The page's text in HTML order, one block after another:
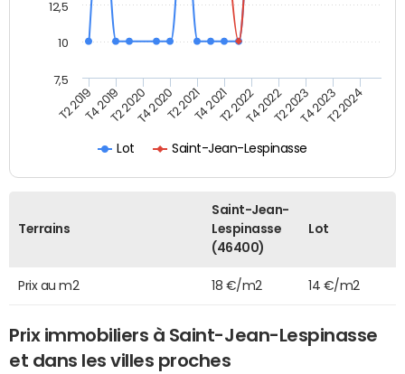
Lot Saint-Jean-Lespinasse
T2 2019T4 2019T2 2020T4 2020T2 2021T4 2021T2 2022T4 2022T2 2023T4 2023T2 2024
7,5
10
12,5
Terrains
Saint-Jean-
Lespinasse
(46400)
Lot
Prix au m2 18 €/m2 14 €/m2
Prix immobiliers à Saint-Jean-Lespinasse
et dans les villes proches